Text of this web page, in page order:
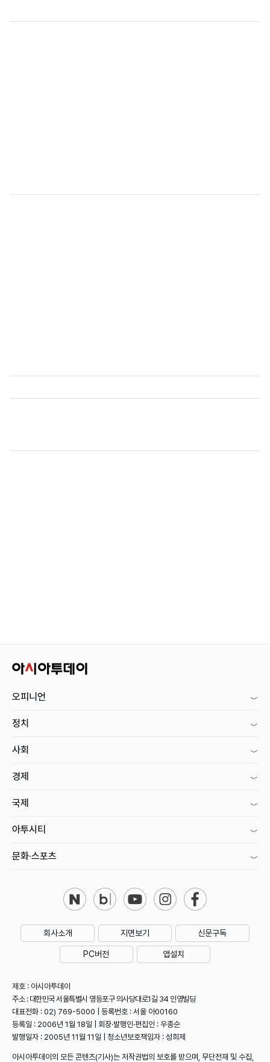
오피니언
정치
사회
경제
국제
아투시티
문화·스포츠
회사소개 지면보기 신문구독
PC버전 앱설치
제호 : 아시아투데이
주소 : 대한민국 서울특별시 영등포구 의사당대로1길 34 인영빌딩
대표전화 : 02) 769-5000 | 등록번호 : 서울 아00160
등록일 : 2006년 1월 18일 | 회장·발행인·편집인 : 우종순
발행일자 : 2005년 11월 11일 | 청소년보호책임자 : 성희제
아시아투데이의 모든 콘텐츠(기사)는 저작권법의 보호를 받으며, 무단전재 및 수집,